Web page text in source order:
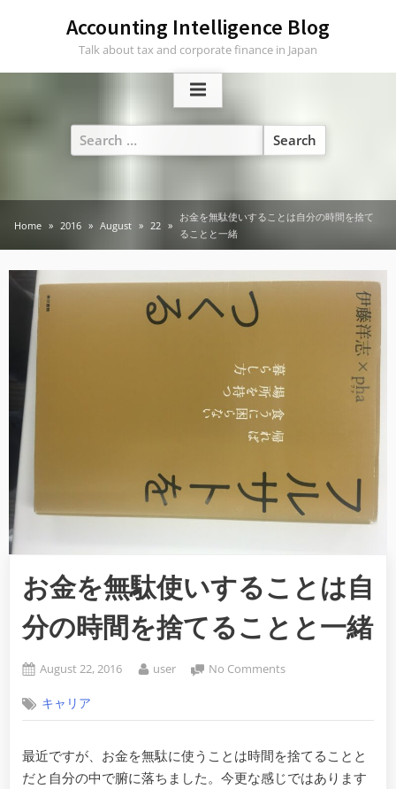
Accounting Intelligence Blog
Talk about tax and corporate finance in Japan
Search
for:
Home 2016 August 22
お金を無駄使いすることは自分の時間を捨て
ることと一緒
お金を無駄使いすることは自
分の時間を捨てることと一緒
Posted
August 22, 2016 By
user No Commentson
を
駄
使
キャリア
最近ですが、お金を無駄に使うことは時間を捨てることと
だと自分の中で腑に落ちました。今更な感じではあります